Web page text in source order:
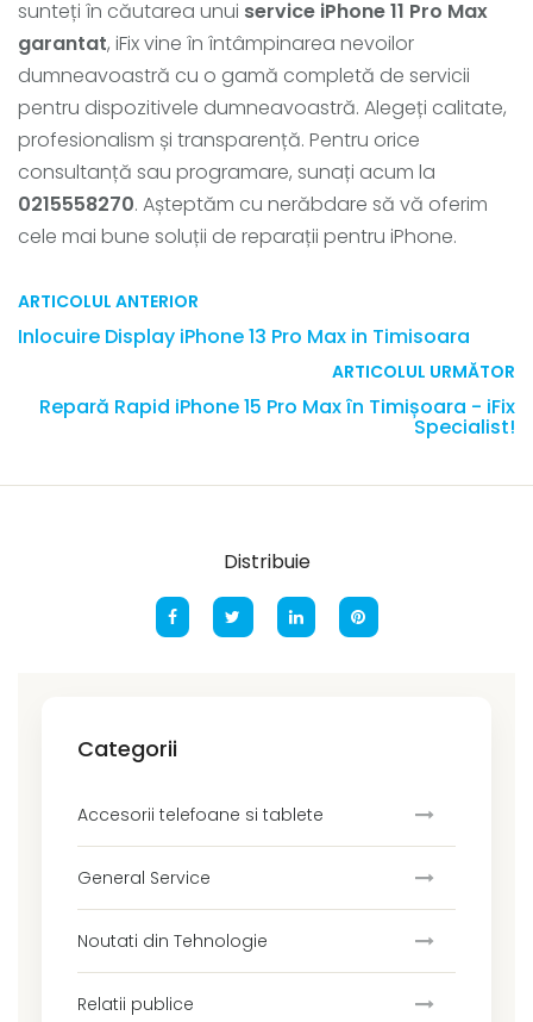
sunteți în căutarea unui service iPhone 11 Pro Max
garantat, iFix vine în întâmpinarea nevoilor
dumneavoastră cu o gamă completă de servicii
pentru dispozitivele dumneavoastră. Alegeți calitate,
profesionalism și transparență. Pentru orice
consultanță sau programare, sunați acum la
0215558270. Așteptăm cu nerăbdare să vă oferim
cele mai bune soluții de reparații pentru iPhone.
ARTICOLUL ANTERIOR
Inlocuire Display iPhone 13 Pro Max in Timisoara
ARTICOLUL URMĂTOR
Repară Rapid iPhone 15 Pro Max în Timișoara - iFix
Specialist!
Distribuie
Categorii
Accesorii telefoane si tablete
General Service
Noutati din Tehnologie
Relatii publice